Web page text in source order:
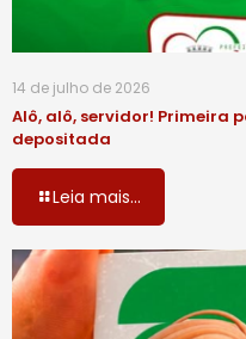
14 de julho de 2026
Alô, alô, servidor! Primeira
depositada
Leia mais...